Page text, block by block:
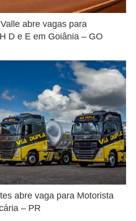
abre vagas para
D e E em Goiânia – GO
abre vaga para Motorista
– PR